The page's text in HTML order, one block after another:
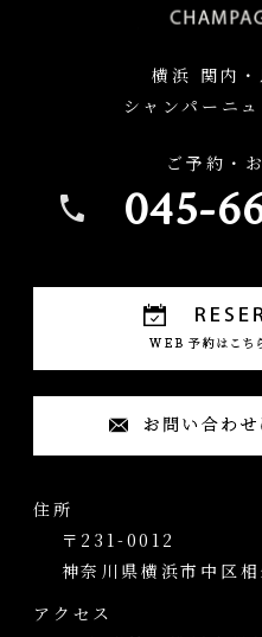
横浜 関内
シャンパーニ
ご予約・
045-
住所
〒231-0012
神奈川県横浜市中区
アクセス